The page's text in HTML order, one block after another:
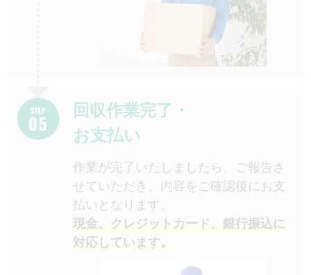
回収作業完了・
お支払い
作業が完了いたしましたら、ご報告さ
せていただき、内容をご確認後にお支
払いとなります。
現金、クレジットカード、銀行振込に
対応しています。